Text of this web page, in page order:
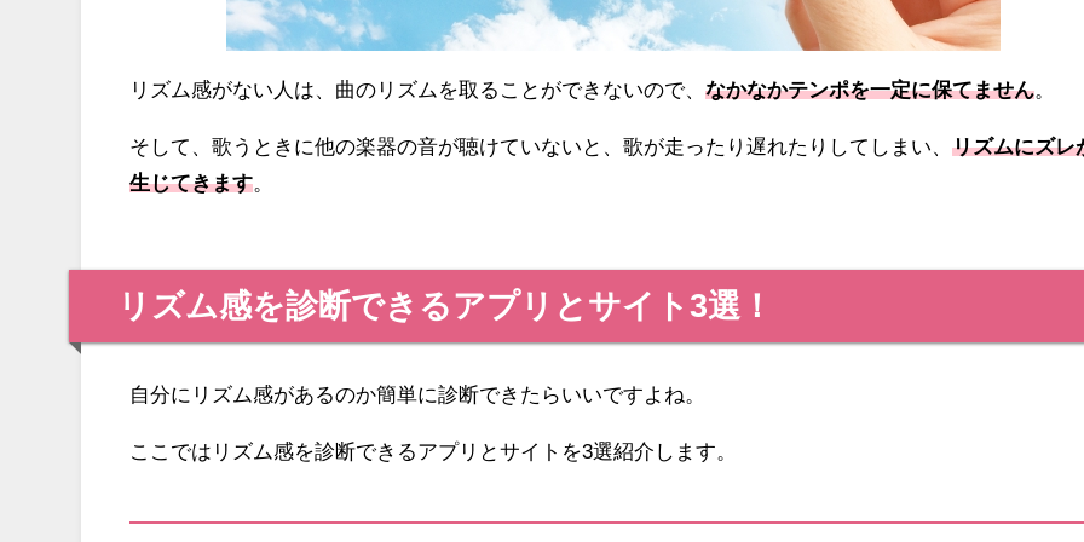
リズム感がない人は、曲のリズムを取ることができないので、なかなかテンポを一定に保てません
そして、歌うときに他の楽器の音が聴けていないと、歌が走ったり遅れたりしてしまい、リズムにズレ
生じてきます
リズム感を診断できるアプリとサイト3選！
自分にリズム感があるのか簡単に診断できたらいいですよね。
ここではリズム感を診断できるアプリとサイトを3選紹介します。